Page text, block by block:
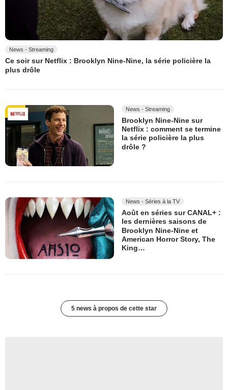
News - Streaming
Ce soir sur Netflix : Brooklyn Nine-Nine, la série policière la
plus drôle
News - Streaming
Brooklyn Nine-Nine sur
Netflix : comment se termine
la série policière la plus
drôle ?
News - Séries à la TV
Août en séries sur CANAL+ :
les dernières saisons de
Brooklyn Nine-Nine et
American Horror Story, The
King…
5 news à propos de cette star